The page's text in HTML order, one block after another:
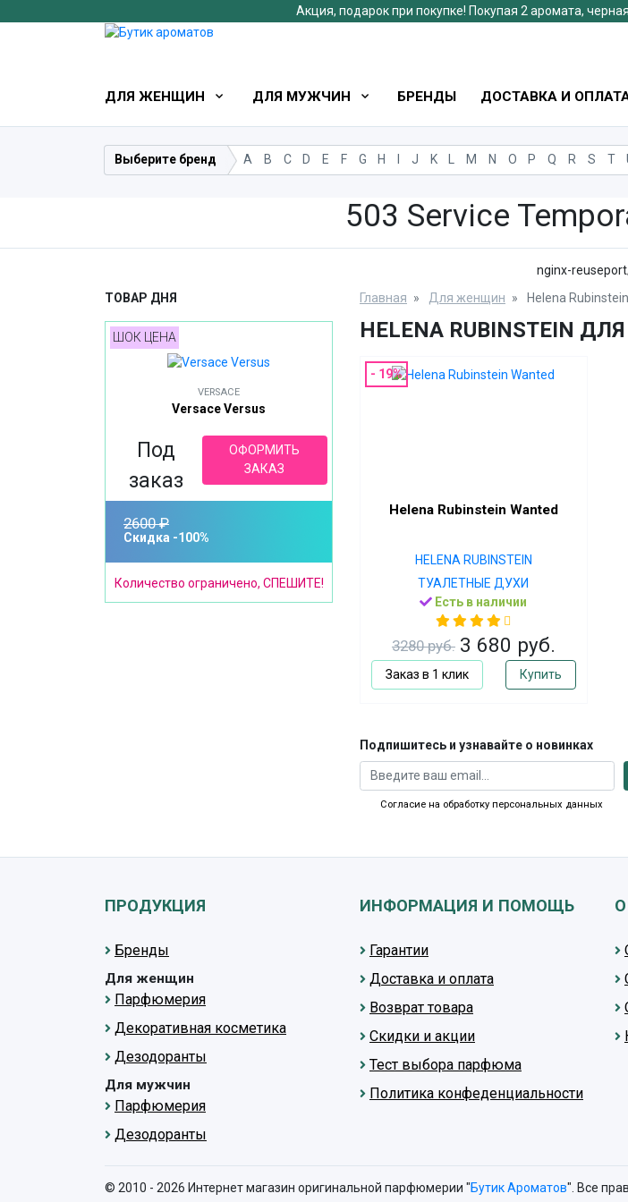
Акция, подарок при покупке! Покупая 2 аромата,
ДЛЯ ЖЕНЩИН ДЛЯ МУЖЧИН БРЕНДЫ ДОСТАВКА И
Выберите бренд A B C D E F G H J K L M N O P Q R S T
503 Service
nginx-
ТОВАР ДНЯ
ШОК ЦЕНА
VERSACE
Versace Versus
Под
заказ
ОФОРМИТЬ
ЗАКАЗ
2600 ₽
Скидка -100%
Количество ограничено, СПЕШИТЕ!
Главная Для женщин Helena Rubinstein
HELENA RUBINSTEIN
- 19%
Helena Rubinstein Wanted
HELENA RUBINSTEIN
ТУАЛЕТНЫЕ ДУХИ
Есть в наличии
3280 руб. 3 680 руб.
Заказ в 1 клик Купить
Подпишитесь и узнавайте о новинках
Согласие на обработку персональных данных
ПРОДУКЦИЯ
Бренды
Для женщин
Парфюмерия
Декоративная косметика
Дезодоранты
Для мужчин
Парфюмерия
Дезодоранты
ИНФОРМАЦИЯ И ПОМОЩЬ
Гарантии
Доставка и оплата
Возврат товара
Скидки и акции
Тест выбора парфюма
Политика конфеденциальности
© 2010 - 2026 Интернет магазин оригинальной парфюмерии "Бутик Ароматов". Все